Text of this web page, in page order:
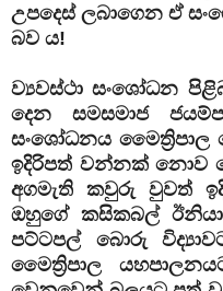
උපදෙස් ලබාගෙන ඒ
බව ය!
ව්‍යවස්ථා සංශෝධන
දෙන සමසමාජ
සංශෝධනය
ඉදිරිපත් වන්නක් නොව
අගමැති කවුරු වුවත්
ඔහුගේ කසිකබල් ඊනියා
පට්ටපල් බොරු
මෛත්‍රිපාල